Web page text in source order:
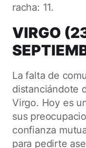
racha: 11.
VIRGO
La falta de
distanciándote
Virgo. Hoy es
sus
confianza
para pedirte